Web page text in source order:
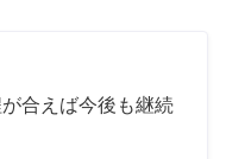
合えば今後も継続